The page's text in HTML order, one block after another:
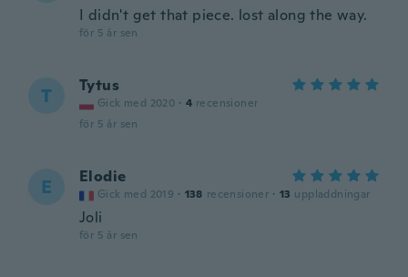
I didn't get that piece. lost along the way.
för 5 år sen
T Tytus
Gick med 2020 · 4 recensioner
för 5 år sen
E Elodie
Gick med 2019 · 138 recensioner · 13 uppladdningar
Joli
för 5 år sen